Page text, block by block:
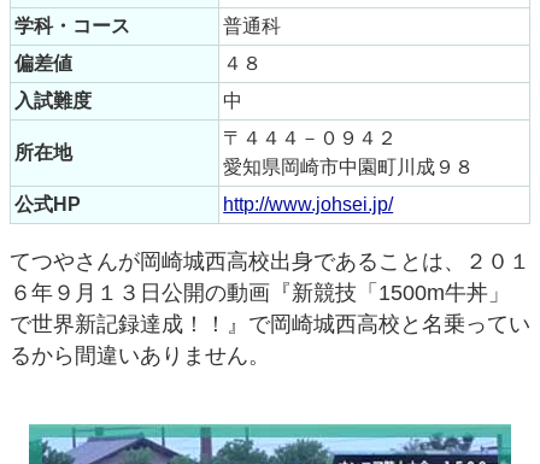
学科・コース
普通科
偏差値
４８
入試難度
中
所在地
〒４４４－０９４２
愛知県岡崎市中園町川成９８
公式HP
http://www.johsei.jp/
てつやさんが岡崎城西高校出身であることは、２０１
６年９月１３日公開の動画『新競技「1500m牛丼」
で世界新記録達成！！』で岡崎城西高校と名乗ってい
るから間違いありません。